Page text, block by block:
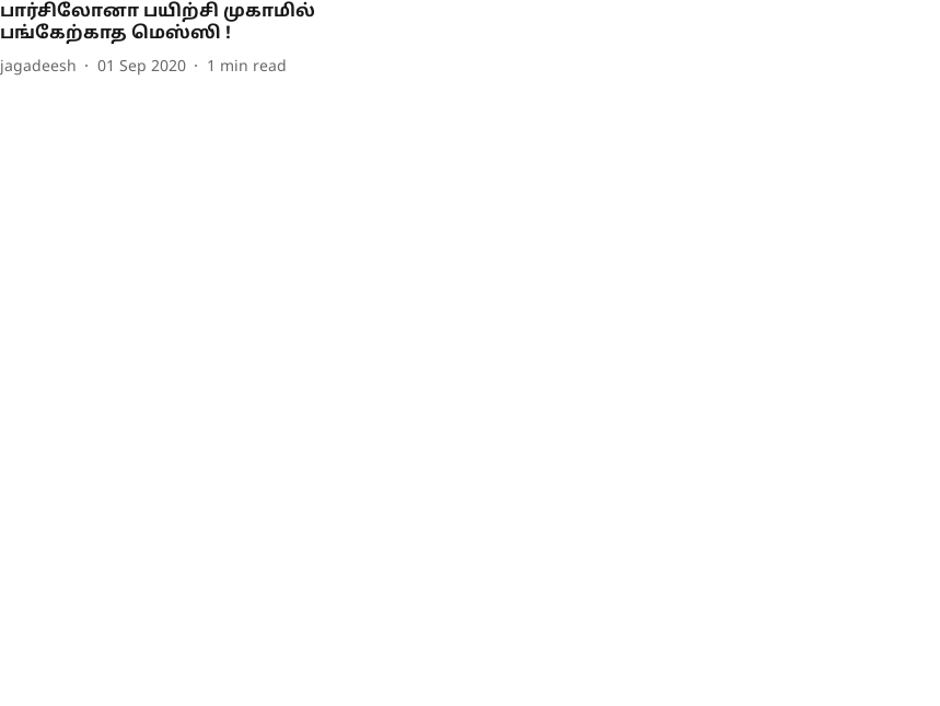
பார்சிலோனா பயிற்சி முகாமில்
பங்கேற்காத மெஸ்ஸி !
jagadeesh 01 Sep 2020 1 min read